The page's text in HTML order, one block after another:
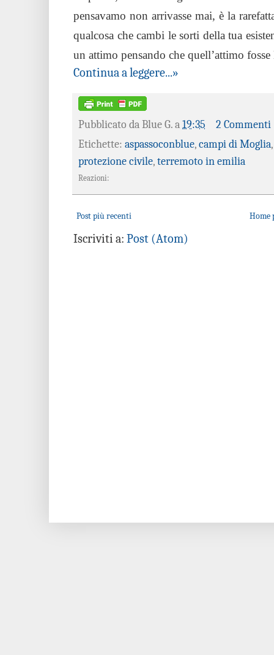
pensavamo non arrivasse mai, è la
qualcosa che cambi le sorti della tua
un attimo pensando che quell’attimo
Continua a leggere...»
Pubblicato da Blue G. a 19:35
2 Commenti
Etichette: aspassoconblue, campi di Moglia
protezione civile, terremoto in emilia
Reazioni:
Post più recenti Home
Iscriviti a: Post (Atom)